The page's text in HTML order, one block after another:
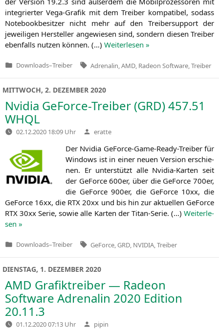
inte­grier­ter Vega-Gra­fik mit dem Trei­ber kom­pa­ti­bel, sodass
Note­book­be­sit­zer nicht mehr auf den Trei­ber­sup­port der
jewei­li­gen Her­stel­ler ange­wie­sen sind, son­dern die­sen Trei­ber
eben­falls nut­zen kön­nen. (…) Wei­ter­le­sen »
Veröffentlicht
Downloads–Treiber Tags:
Adrenalin AMD Radeon Software Treiber
MITTWOCH, 2. DEZEMBER 2020
Nvidia GeForce-Treiber (GRD) 457.51
WHQL
02.12.2020 18:09 Uhr Verfasst
von
eratte
Der Nvi­dia GeForce-Game-Rea­dy-Trei­ber für
Win­dows ist in einer neu­en Ver­si­on erschie­
nen. Er unter­stützt alle Nvi­dia-Kar­ten seit
der GeForce 600er, über die GeForce 700er,
die GeForce 900er, die GeForce 10xx, die
GeForce 16xx, die RTX 20xx und bis hin zur aktu­el­len GeForce
RTX 30xx Serie, sowie alle Kar­ten der Titan-Serie. (…) Wei­ter­le­
sen »
Veröffentlicht
Downloads–Treiber Tags:
GeForce GRD NVIDIA Treiber
DIENSTAG, 1. DEZEMBER 2020
AMD Grafiktreiber — Radeon
Software Adrenalin 2020 Edition
20.11.3
01.12.2020 07:13 Uhr Verfasst
von
pipin